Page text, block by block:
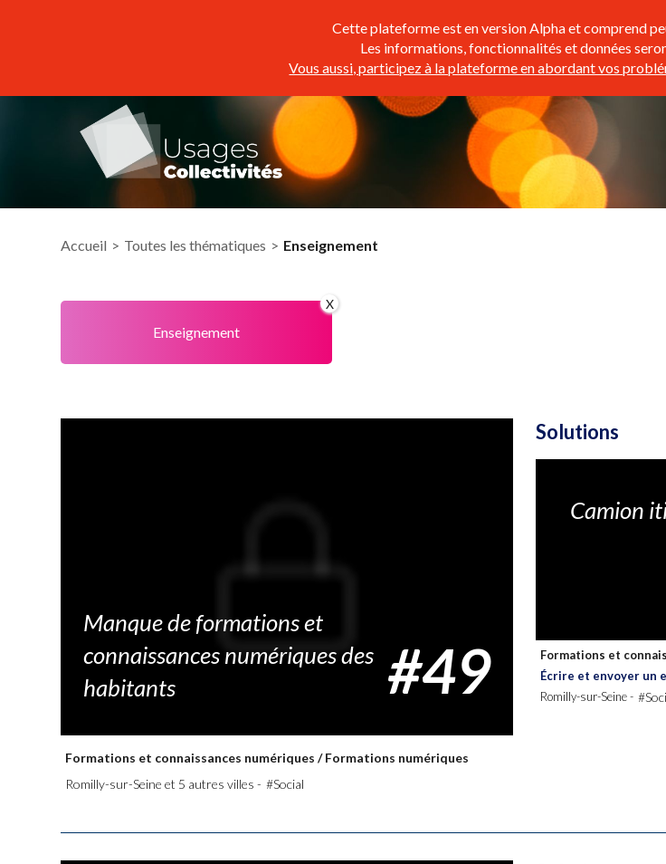
Cette plateforme est en version Alpha et comprend
Les informations, fonctionnalités et données
Vous aussi, participez à la plateforme en abordant vos
Accueil > Toutes les thématiques > Enseignement
Enseignement
X
Manque de formations et
connaissances numériques des
habitants
#49
Formations et connaissances numériques/ Formations numériques
Romilly-sur-Seine et 5 autres villes - #Social
Solutions
Camion
Formations et
Écrire et envoyer un
Romilly-sur-Seine -